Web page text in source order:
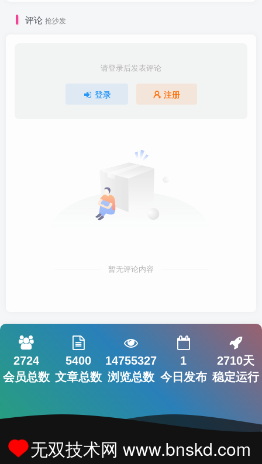
评论 抢沙发
请登录后发表评论
登录 注册
暂无评论内容
2724
会员总数
5400
文章总数
14755327
浏览总数
1
今日发布
2710天
稳定运行
无双技术网 www.bnskd.com